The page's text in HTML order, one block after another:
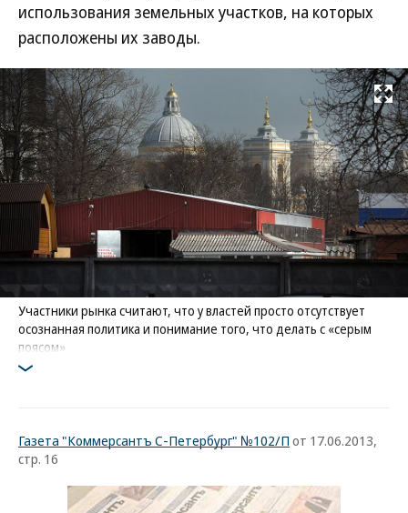
использования земельных участков, на которых
расположены их заводы.
Развернуть
Участники рынка считают, что у властей просто отсутствует
осознанная политика и понимание того, что делать с «серым
поясом»
Фото: Коммерсантъ / Александр Коряков
Газета "Коммерсантъ С-Петербург" №102/П от 17.06.2013,
стр. 16